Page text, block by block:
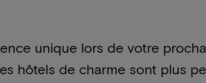
unique lors de votre
hôtels de charme sont plus